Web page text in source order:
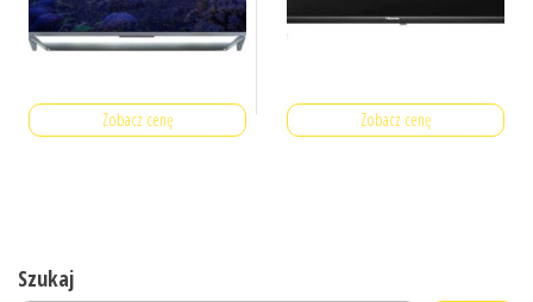
Zobacz cenę Zobacz cenę
Szukaj